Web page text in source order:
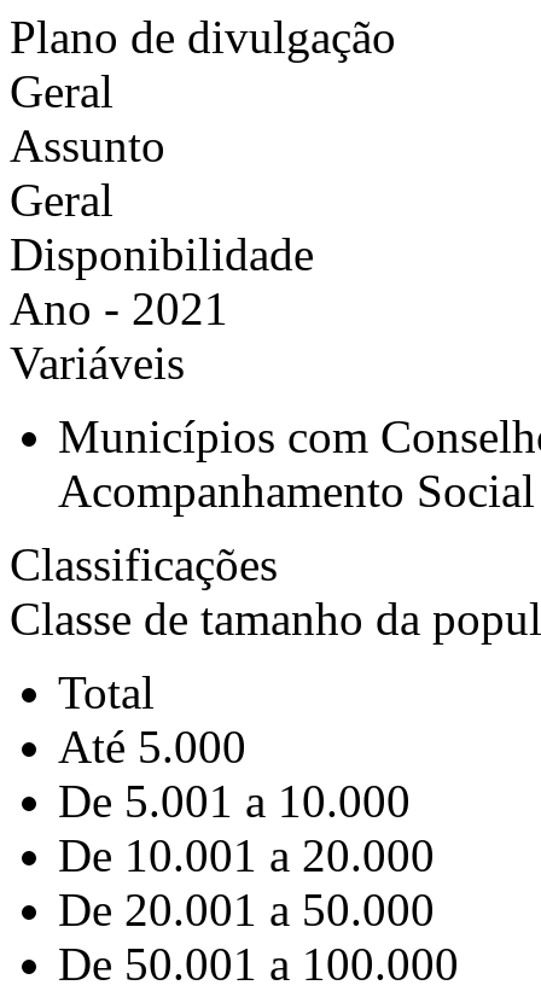
Plano de divulgação
Geral
Assunto
Geral
Disponibilidade
Ano - 2021
Variáveis
Municípios com
Acompanhamento
Classificações
Classe de tamanho da
Total
Até 5.000
De 5.001 a 10.000
De 10.001 a 20.000
De 20.001 a 50.000
De 50.001 a 100.000